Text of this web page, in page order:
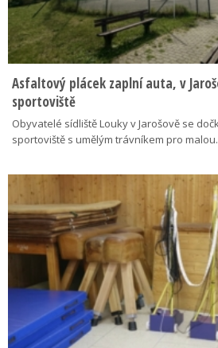
Asfaltový plácek zaplní auta, v
sportoviště
Obyvatelé sídliště Louky v Jarošově se
sportoviště s umělým trávníkem pro